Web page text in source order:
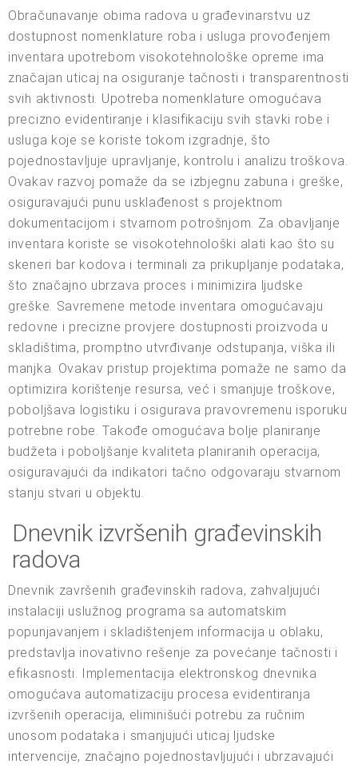
Obračunavanje obima radova u građevinarstvu uz
dostupnost nomenklature roba i usluga provođenjem
inventara upotrebom visokotehnološke opreme ima
značajan uticaj na osiguranje tačnosti i transparentnosti
svih aktivnosti. Upotreba nomenklature omogućava
precizno evidentiranje i klasifikaciju svih stavki robe i
usluga koje se koriste tokom izgradnje, što
pojednostavljuje upravljanje, kontrolu i analizu troškova.
Ovakav razvoj pomaže da se izbjegnu zabuna i greške,
osiguravajući punu usklađenost s projektnom
dokumentacijom i stvarnom potrošnjom. Za obavljanje
inventara koriste se visokotehnološki alati kao što su
skeneri bar kodova i terminali za prikupljanje podataka,
što značajno ubrzava proces i minimizira ljudske
greške. Savremene metode inventara omogućavaju
redovne i precizne provjere dostupnosti proizvoda u
skladištima, promptno utvrđivanje odstupanja, viška ili
manjka. Ovakav pristup projektima pomaže ne samo da
optimizira korištenje resursa, već i smanjuje troškove,
poboljšava logistiku i osigurava pravovremenu isporuku
potrebne robe. Takođe omogućava bolje planiranje
budžeta i poboljšanje kvaliteta planiranih operacija,
osiguravajući da indikatori tačno odgovaraju stvarnom
stanju stvari u objektu.
Dnevnik izvršenih građevinskih
radova
Dnevnik završenih građevinskih radova, zahvaljujući
instalaciji uslužnog programa sa automatskim
popunjavanjem i skladištenjem informacija u oblaku,
predstavlja inovativno rešenje za povećanje tačnosti i
efikasnosti. Implementacija elektronskog dnevnika
omogućava automatizaciju procesa evidentiranja
izvršenih operacija, eliminišući potrebu za ručnim
unosom podataka i smanjujući uticaj ljudske
intervencije, značajno pojednostavljujući i ubrzavajući